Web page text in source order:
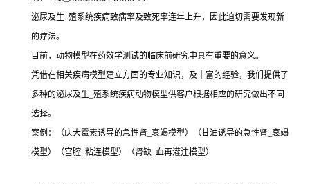
泌尿及生_殖系统疾病致病率及致死率连年上升，因此迫切需要发现新
的疗法。
目前，动物模型在药效学测试的临床前研究中具有重要的意义。
凭借在相关疾病模型建立方面的专业知识，及丰富的经验，我们提供了
多种的泌尿及生_殖系统疾病动物模型供客户根据相应的研究做出不同
选择。
案例：（庆大霉素诱导的急性肾_衰竭模型）（甘油诱导的急性肾_衰竭
模型）（宫腔_粘连模型）（肾缺_血再灌注模型）